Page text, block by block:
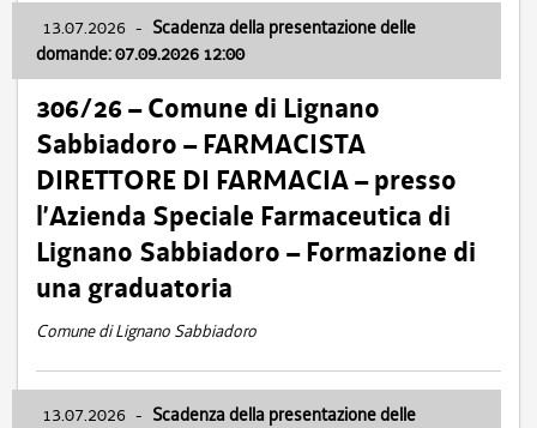
13.07.2026 - Scadenza della presentazione delle
domande: 07.09.2026 12:00
306/26 – Comune di Lignano
Sabbiadoro – FARMACISTA
DIRETTORE DI FARMACIA – presso
l’Azienda Speciale Farmaceutica di
Lignano Sabbiadoro – Formazione di
una graduatoria
Comune di Lignano Sabbiadoro
13.07.2026 - Scadenza della presentazione delle